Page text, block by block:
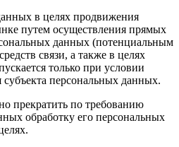
в целях продвижения
путем осуществления прямых
данных (потенциальным
связи, а также в целях
только при условии
субъекта персональных данных.
прекратить по требованию
обработку его персональных